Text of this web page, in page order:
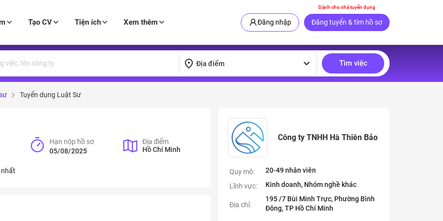
Dành cho nhà tuyển dụng
Tạo CV Tiện ích Xem thêm Đăng nhập Đăng tuyển & tìm hồ sơ
Địa điểm Tìm việc
Tuyển dụng Luật Sư
Hạn nộp hồ sơ
05/08/2025
Địa điểm
Hồ Chí Minh
nhất
Công ty TNHH Hà Thiên Bảo
Quy mô:
20-49 nhân viên
Lĩnh vực:
Kinh doanh, Nhóm nghề khác
Địa chỉ:
195 /7 Bùi Minh Trực, Phường Bình
Đông, TP Hồ Chí Minh